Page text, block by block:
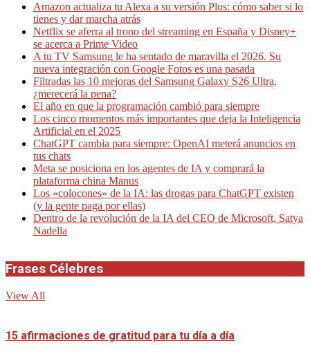
Amazon actualiza tu Alexa a su versión Plus: cómo saber si lo
tienes y dar marcha atrás
Netflix se aferra al trono del streaming en España y Disney+
se acerca a Prime Video
A tu TV Samsung le ha sentado de maravilla el 2026. Su
nueva integración con Google Fotos es una pasada
Filtradas las 10 mejoras del Samsung Galaxy S26 Ultra,
¿merecerá la pena?
El año en que la programación cambió para siempre
Los cinco momentos más importantes que deja la Inteligencia
Artificial en el 2025
ChatGPT cambia para siempre: OpenAI meterá anuncios en
tus chats
Meta se posiciona en los agentes de IA y comprará la
plataforma china Manus
Los «colocones» de la IA: las drogas para ChatGPT existen
(y la gente paga por ellas)
Dentro de la revolución de la IA del CEO de Microsoft, Satya
Nadella
Frases Célebres
View All
15 afirmaciones de gratitud para tu día a día